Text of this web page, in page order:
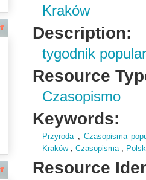
Kraków
Description:
tygodnik
Resource
Czasopismo
Keywords:
Przyroda;Czasopisma
Kraków;Czasopisma;
Resource